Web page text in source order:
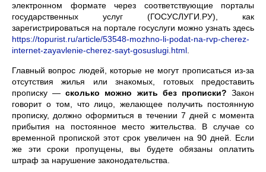
электронном формате через соответствующие порталы
государственных услуг (ГОСУСЛУГИ.РУ), как
зарегистрироваться на портале госуслуги можно узнать здесь
https://topurist.ru/article/53548-mozhno-li-podat-na-rvp-cherez-
internet-zayavlenie-cherez-sayt-gosuslugi.html.
Главный вопрос людей, которые не могут прописаться из-за
отсутствия жилья или знакомых, готовых предоставить
прописку —сколько можно жить без прописки? Закон
говорит о том, что лицо, желающее получить постоянную
прописку, должно оформиться в течении 7 дней с момента
прибытия на постоянное место жительства. В случае со
временной пропиской этот срок увеличен на 90 дней. Если
же эти сроки пропущены, вы будете обязаны оплатить
штраф за нарушение законодательства.